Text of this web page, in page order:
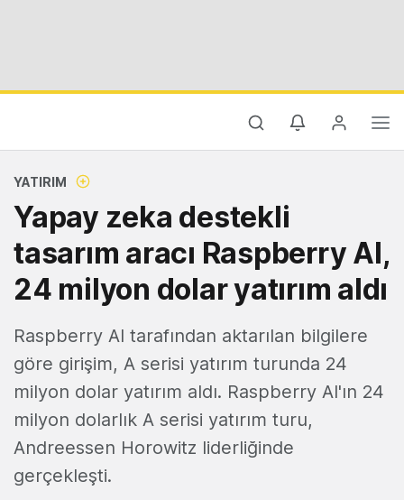
YATIRIM
Yapay zeka destekli
tasarım aracı Raspberry AI,
24 milyon dolar yatırım aldı
Raspberry AI tarafından aktarılan bilgilere
göre girişim, A serisi yatırım turunda 24
milyon dolar yatırım aldı. Raspberry AI'ın 24
milyon dolarlık A serisi yatırım turu,
Andreessen Horowitz liderliğinde
gerçekleşti.